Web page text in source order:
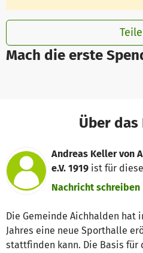
Mach die erste
Über
Andreas Keller von
e.V. 1919 ist für
Nachricht schreiben
Die Gemeinde Aichhalden hat
Jahres eine neue Sporthalle
stattfinden kann. Die Basis